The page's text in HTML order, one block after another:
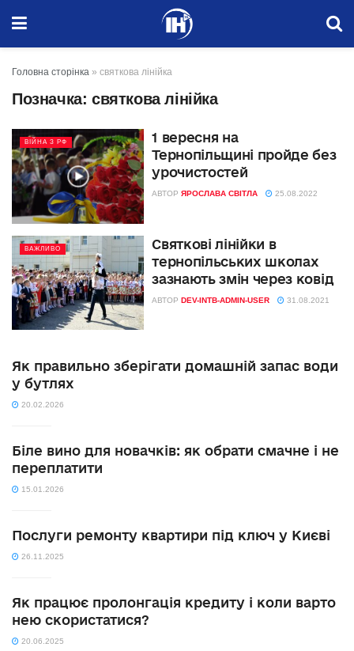
Головна сторінка » святкова лінійка
Позначка: святкова лінійка
ВІЙНА З РФ
1 вересня на
Тернопільщині пройде без
урочистостей
АВТОР ЯРОСЛАВА СВІТЛА 25.08.2022
ВАЖЛИВО
Святкові лінійки в
тернопільських школах
зазнають змін через ковід
АВТОР DEV-INTB-ADMIN-USER 31.08.2021
Як правильно зберігати домашній запас води
у бутлях
20.02.2026
Біле вино для новачків: як обрати смачне і не
переплатити
15.01.2026
Послуги ремонту квартири під ключ у Києві
26.11.2025
Як працює пролонгація кредиту і коли варто
нею скористатися?
20.06.2025